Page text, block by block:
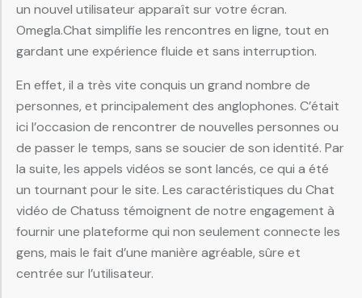
un nouvel utilisateur apparaît sur votre écran.
Omegla.Chat simplifie les rencontres en ligne, tout en
gardant une expérience fluide et sans interruption.
En effet, il a très vite conquis un grand nombre de
personnes, et principalement des anglophones. C’était
ici l’occasion de rencontrer de nouvelles personnes ou
de passer le temps, sans se soucier de son identité. Par
la suite, les appels vidéos se sont lancés, ce qui a été
un tournant pour le site. Les caractéristiques du Chat
vidéo de Chatuss témoignent de notre engagement à
fournir une plateforme qui non seulement connecte les
gens, mais le fait d’une manière agréable, sûre et
centrée sur l’utilisateur.